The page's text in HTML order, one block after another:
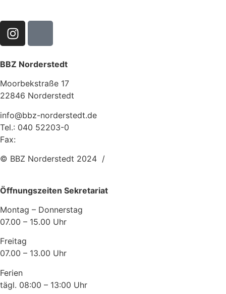
BBZ Norderstedt
Moorbekstraße 17
22846 Norderstedt
info@bbz-norderstedt.de
Tel.: 040 52203-0
Fax:
© BBZ Norderstedt 2024 /
Öffnungszeiten Sekretariat
Montag – Donnerstag
07.00 – 15.00 Uhr
Freitag
07.00 – 13.00 Uhr
Ferien
tägl. 08:00 – 13:00 Uhr